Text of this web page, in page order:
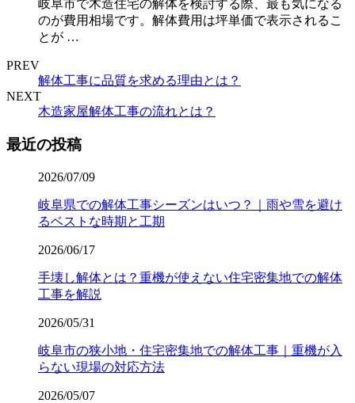
岐阜市で木造住宅の解体を検討する際、最も気になる
のが費用相場です。解体費用は坪単価で表示されるこ
とが …
PREV
解体工事に品質を求める理由とは？
NEXT
木造家屋解体工事の流れとは？
最近の投稿
2026/07/09
岐阜県での解体工事シーズンはいつ？｜雨や雪を避け
るベストな時期と工期
2026/06/17
手壊し解体とは？重機が使えない住宅密集地での解体
工事を解説
2026/05/31
岐阜市の狭小地・住宅密集地での解体工事｜重機が入
らない現場の対応方法
2026/05/07